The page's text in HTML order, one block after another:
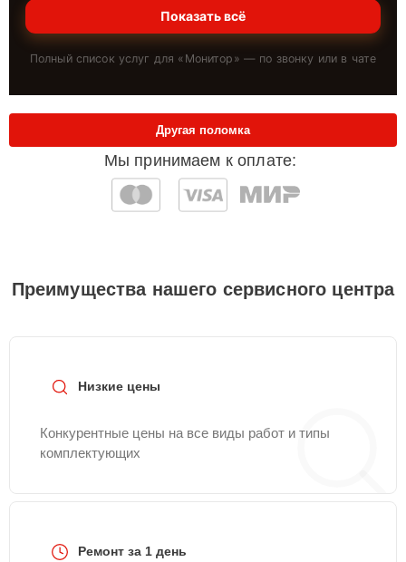
Показать всё
Полный список услуг для « Монитор » — по звонку или в чате
Мы принимаем к оплате:
Другая поломка
Преимущества нашего сервисного центра
Низкие цены
Конкурентные цены на все виды работ и типы
комплектующих
Ремонт за 1 день